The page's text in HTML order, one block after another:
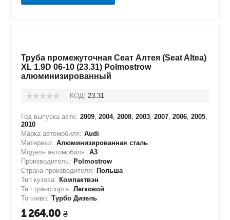
Труба промежуточная Сеат Алтея (Seat Altea)
XL 1.9D 06-10 (23.31) Polmostrow
алюминизированный
КОД: 23.31
Год выпуска авто: 2009, 2004, 2008, 2003, 2007, 2006, 2005,
2010
Марка автомобиля: Audi
Материал: Алюминизированная сталь
Модель автомобиля: A3
Производитель: Polmostrow
Страна производителя: Польша
Тип кузова: Компактвэн
Тип транспорта: Легковой
Топливо: Турбо Дизель
1 264.00 ₴